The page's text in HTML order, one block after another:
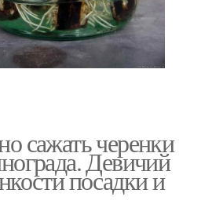
сажать черенки
Девичий
посадки и